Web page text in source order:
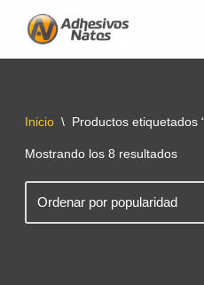
Saltar
Inicio \ Productos etiquetados
Mostrando los 8 resultados